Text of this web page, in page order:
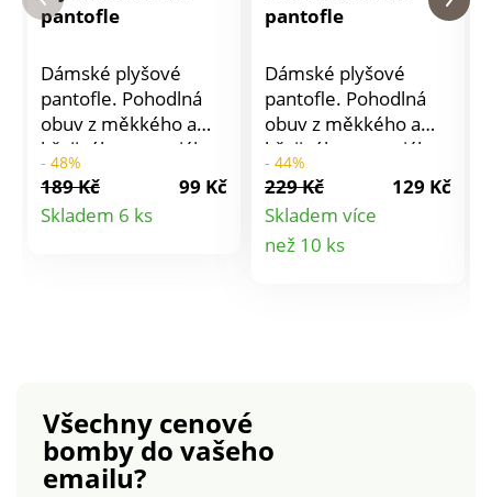
pantofle
Dámské plyšové
pantofle. Pohodlná
obuv z měkkého a
hřejivého materiálu.
Ideální pro domácí
pohodu.
- 48%
189 Kč
99 Kč
Skladem 6 ks
Detail
pantofle
Dámské plyšové
pantofle. Pohodlná
obuv z měkkého a
hřejivého materiálu.
Ideální pro domácí
pohodu.
- 44%
229 Kč
129 Kč
Skladem více
než 10 ks
Všechny cenové
bombydo vašeho
emailu?